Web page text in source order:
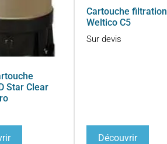
Star Clear
Cartouche filtration
Weltico C5
Sur devis
Découvrir